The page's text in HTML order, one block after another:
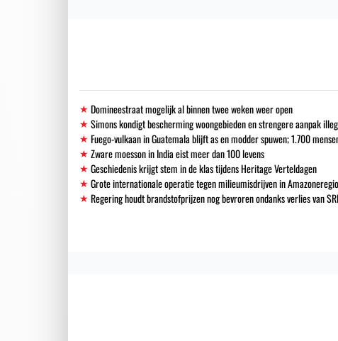
Domineestraat mogelijk al binnen twee weken weer open
Simons kondigt bescherming woongebieden en strengere aanpak
Fuego-vulkaan in Guatemala blijft as en modder spuwen; 1.700
Zware moesson in India eist meer dan 100 levens
Geschiedenis krijgt stem in de klas tijdens Heritage Verteldagen
Grote internationale operatie tegen milieumisdrijven in Amazoneregio
Regering houdt brandstofprijzen nog bevroren ondanks verlies van